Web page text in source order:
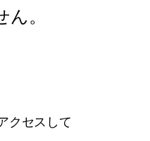
。
クセスして